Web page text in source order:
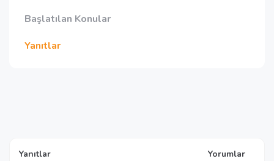
Başlatılan Konular
Yanıtlar
Yanıtlar Yorumlar